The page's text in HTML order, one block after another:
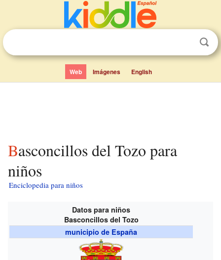
Web Imágenes English
Basconcillos del Tozo para
niños
Enciclopedia para niños
Datos para niños
Basconcillos del Tozo
municipio de España